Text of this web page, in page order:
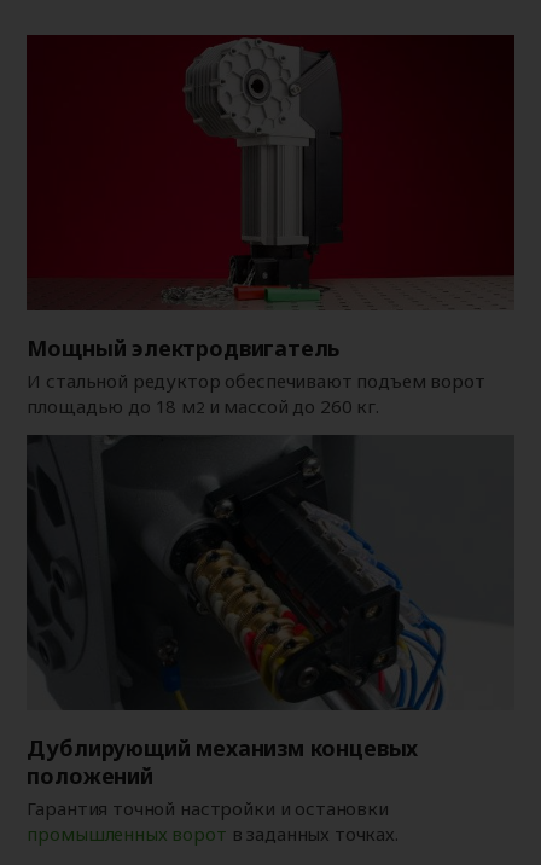
Мощный электродвигатель
И стальной редуктор обеспечивают подъем ворот
площадью до 18 м2и массой до 260 кг.
Дублирующий механизм концевых
положений
Гарантия точной настройки и остановки
промышленных ворот в заданных точках.